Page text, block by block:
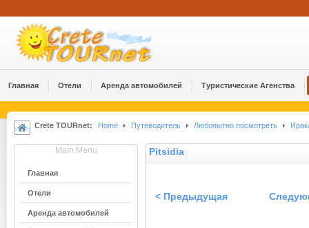
Главная Отели Аренда автомобилей Туристические Агенства
Crete TOURnet: Home Путеводитель Любопытно посмотреть
Main Menu
Главная
Отели
Аренда автомобилей
Pitsidia
< Предыдущая